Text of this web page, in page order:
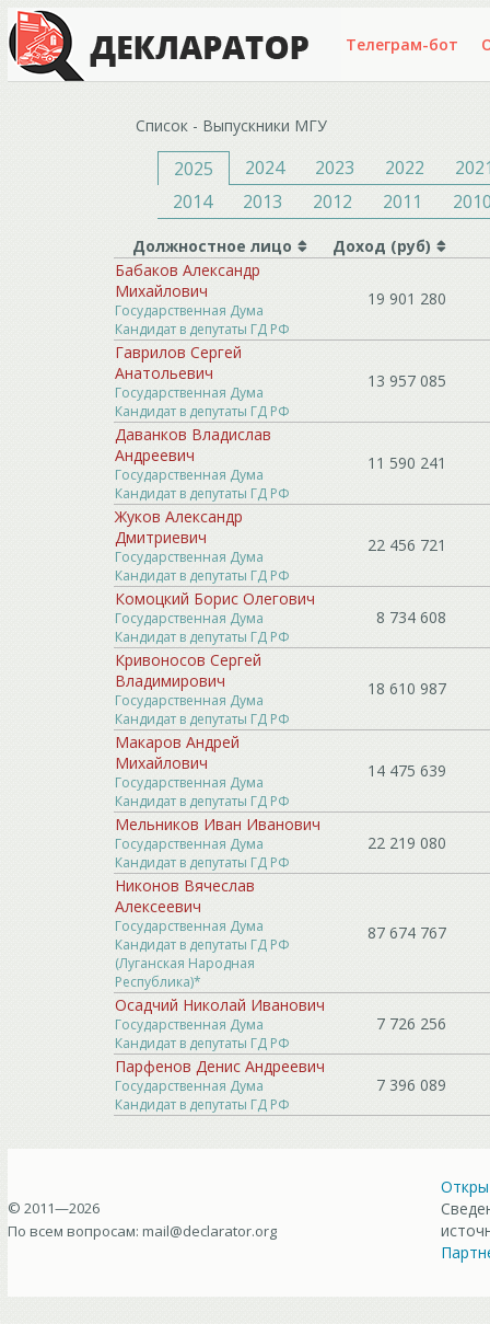
Телеграм-бот
Список - Выпускники МГУ
2025 2024 2023 2022
2014
2013 2012 2011
Должностное лицо
Доход (руб)
Бабаков Александр
Михайлович
Государственная Дума
Кандидат в депутаты ГД РФ
19 901 280
Гаврилов Сергей
Анатольевич
Государственная Дума
Кандидат в депутаты ГД РФ
13 957 085
Даванков Владислав
Андреевич
Государственная Дума
Кандидат в депутаты ГД РФ
11 590 241
Жуков Александр
Дмитриевич
Государственная Дума
Кандидат в депутаты ГД РФ
22 456 721
Комоцкий Борис Олегович
Государственная Дума
Кандидат в депутаты ГД РФ
8 734 608
Кривоносов Сергей
Владимирович
Государственная Дума
Кандидат в депутаты ГД РФ
18 610 987
Макаров Андрей
Михайлович
Государственная Дума
Кандидат в депутаты ГД РФ
14 475 639
Мельников Иван Иванович
Государственная Дума
Кандидат в депутаты ГД РФ
22 219 080
Никонов Вячеслав
Алексеевич
Государственная Дума
Кандидат в депутаты ГД РФ
(Луганская Народная
Республика)*
87 674 767
Осадчий Николай Иванович
Государственная Дума
Кандидат в депутаты ГД РФ
7 726 256
Парфенов Денис Андреевич
Государственная Дума
Кандидат в депутаты ГД РФ
7 396 089
© 2011—2026
По всем вопросам: mail@declarator.org